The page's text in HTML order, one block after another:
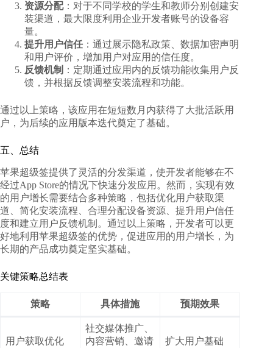
资源分配：对于不同学校的学生和教师分别创建安
装渠道，最大限度利用企业开发者账号的设备容
量。
提升用户信任 ：通过展示隐私政策、数据加密声明
和用户评价，增加用户对应用的信任度。
反馈机制 ：定期通过应用内的反馈功能收集用户反
馈，并根据反馈调整安装流程和功能。
通过以上策略，该应用在短短数月内获得了大批活跃用
户，为后续的应用版本迭代奠定了基础。
五、总结
苹果超级签提供了灵活的分发渠道，使开发者能够在不
经过App Store的情况下快速分发应用。然而，实现有效
的用户增长需要结合多种策略，包括优化用户获取渠
道、简化安装流程、合理分配设备资源、提升用户信任
度和建立用户反馈机制。通过以上策略，开发者可以更
好地利用苹果超级签的优势，促进应用的用户增长，为
长期的产品成功奠定坚实基础。
关键策略总结表
策略 具体措施 预期效果
用户获取优化
社交媒体推广、
内容营销、邀请
扩大用户基础